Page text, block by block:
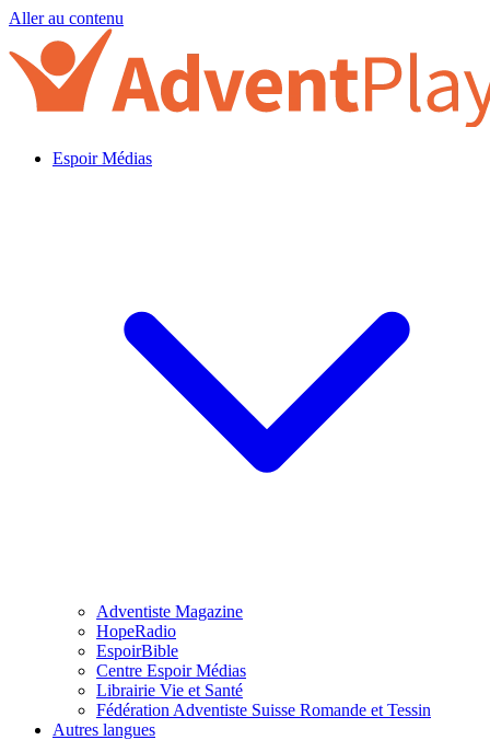
Aller au contenu
Espoir Médias
Adventiste Magazine
HopeRadio
EspoirBible
Centre Espoir Médias
Librairie Vie et Santé
Fédération Adventiste Suisse Romande et Tessin
Autres langues